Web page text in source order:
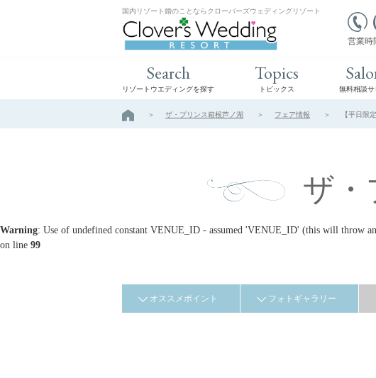
国内リゾート婚のことならクローバーズウェディングリゾート
営業時
Search
リゾートウエディングを探す
Topics
トピックス 無料相談サ
ザ・プリンス箱根芦ノ湖 フェア情報 【平日限
ザ・
Warning: Use of undefined constant VENUE_ID - assumed 'VENUE_ID' (this will throw
on line 99
オススメポイント フォトギャラリー